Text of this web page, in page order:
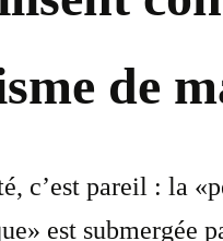
de
c’est pareil : la
est submergée